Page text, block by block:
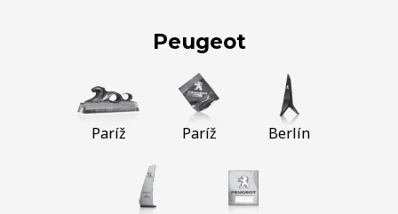
Peugeot
Paríž Paríž Berlín